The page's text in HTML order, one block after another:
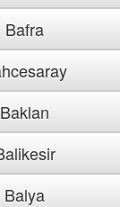
Bafra
Baklan
Balya